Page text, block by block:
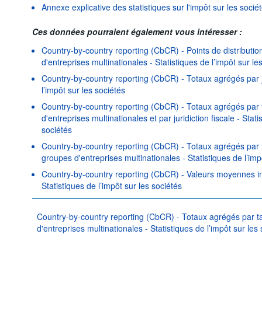
Annexe explicative des statistiques sur l'impôt sur les
Ces données pourraient également vous intéresser :
Country-by-country reporting (CbCR) - Points de
d'entreprises multinationales - Statistiques de l’impôt sur
Country-by-country reporting (CbCR) - Totaux agrégés
l’impôt sur les sociétés
Country-by-country reporting (CbCR) - Totaux agrégés
d'entreprises multinationales et par juridiction fiscale -
sociétés
Country-by-country reporting (CbCR) - Totaux agrégés
groupes d'entreprises multinationales - Statistiques de
Country-by-country reporting (CbCR) - Valeurs moyennes
Statistiques de l’impôt sur les sociétés
Country-by-country reporting (CbCR) - Totaux agrégés par
d'entreprises multinationales - Statistiques de l’impôt sur les